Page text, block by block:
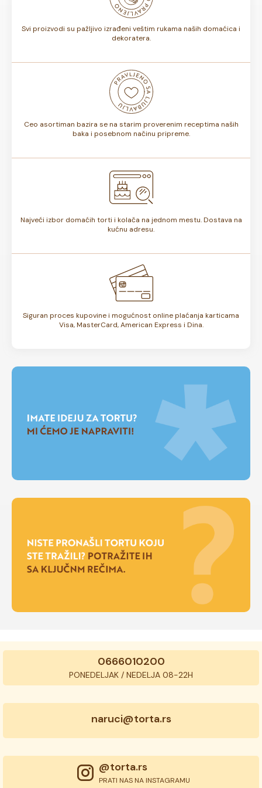
Svi proizvodi su pažljivo izrađeni veštim rukama naših domaćica i
dekoratera.
Ceo asortiman bazira se na starim proverenim receptima naših
baka i posebnom načinu pripreme.
Najveći izbor domaćih torti i kolača na jednom mestu. Dostava na
kućnu adresu.
Siguran proces kupovine i mogućnost online plaćanja karticama
Visa, MasterCard, American Express i Dina.
0666010200
PONEDELJAK / NEDELJA 08-22H
naruci@torta.rs
@torta.rs
PRATI NAS NA INSTAGRAMU